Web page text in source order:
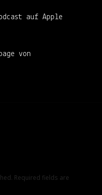
auf Apple
von
Required fields are